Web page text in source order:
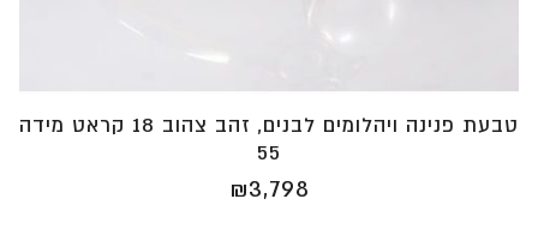
טבעת פנינה ויהלומים לבנים, זהב צהוב 18 קראט מידה
55
₪3,798